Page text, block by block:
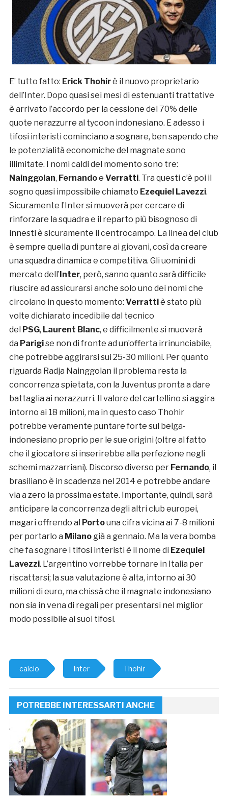
E’ tutto fatto: Erick Thohirè il nuovo proprietario
dell’Inter. Dopo quasi sei mesi di estenuanti trattative
è arrivato l’accordo per la cessione del 70% delle
quote nerazzurre al tycoon indonesiano. E adesso i
tifosi interisti cominciano a sognare, ben sapendo che
le potenzialità economiche del magnate sono
illimitate. I nomi caldi del momento sono tre:
Nainggolan, Fernandoe Verratti. Tra questi c’è poi il
sogno quasi impossibile chiamato Ezequiel Lavezzi.
Sicuramente l’Inter si muoverà per cercare di
rinforzare la squadra e il reparto più bisognoso di
innesti è sicuramente il centrocampo. La linea del club
è sempre quella di puntare ai giovani, così da creare
una squadra dinamica e competitiva. Gli uomini di
mercato dell’Inter, però, sanno quanto sarà difficile
riuscire ad assicurarsi anche solo uno dei nomi che
circolano in questo momento: Verrattiè stato più
volte dichiarato incedibile dal tecnico
del PSG, Laurent Blanc, e difficilmente si muoverà
da Parigise non di fronte ad un’offerta irrinunciabile,
che potrebbe aggirarsi sui 25-30 milioni. Per quanto
riguarda Radja Nainggolan il problema resta la
concorrenza spietata, con la Juventus pronta a dare
battaglia ai nerazzurri. Il valore del cartellino si aggira
intorno ai 18 milioni, ma in questo caso Thohir
potrebbe veramente puntare forte sul belga-
indonesiano proprio per le sue origini (oltre al fatto
che il giocatore si inserirebbe alla perfezione negli
schemi mazzarriani). Discorso diverso per Fernando, il
brasiliano è in scadenza nel 2014 e potrebbe andare
via a zero la prossima estate. Importante, quindi, sarà
anticipare la concorrenza degli altri club europei,
magari offrendo al Portouna cifra vicina ai 7-8 milioni
per portarlo a Milanogià a gennaio. Ma la vera bomba
che fa sognare i tifosi interisti è il nome di Ezequiel
Lavezzi. L’argentino vorrebbe tornare in Italia per
riscattarsi; la sua valutazione è alta, intorno ai 30
milioni di euro, ma chissà che il magnate indonesiano
non sia in vena di regali per presentarsi nel miglior
modo possibile ai suoi tifosi.
calcio Inter Thohir
POTREBBE INTERESSARTI ANCHE